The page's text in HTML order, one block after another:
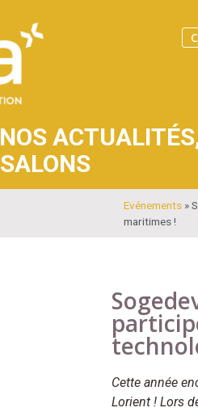
NOS ACTUALITÉS
SALONS
Evénements»
maritimes !
Cette année
Lorient ! Lors